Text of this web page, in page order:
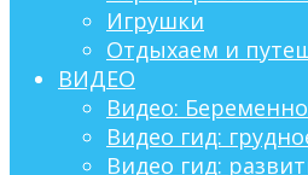
Игрушки
Отдыхаем и
ВИДЕО
Видео:
Видео гид:
Видео гид: